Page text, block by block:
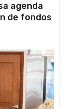
agenda
de fondos